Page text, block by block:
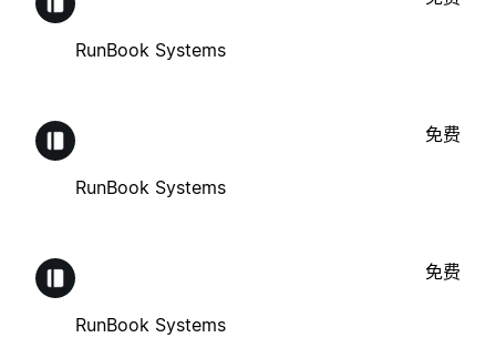
RunBook Systems
RunBook Systems
免费
RunBook Systems
免费